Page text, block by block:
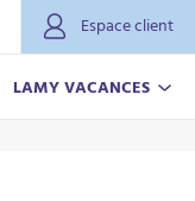
Espace client
LAMY VACANCES